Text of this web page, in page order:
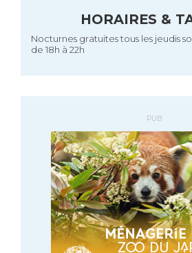
HORAIRES &
Nocturnes gratuites tous les jeudis
de 18h à 22h
PUB